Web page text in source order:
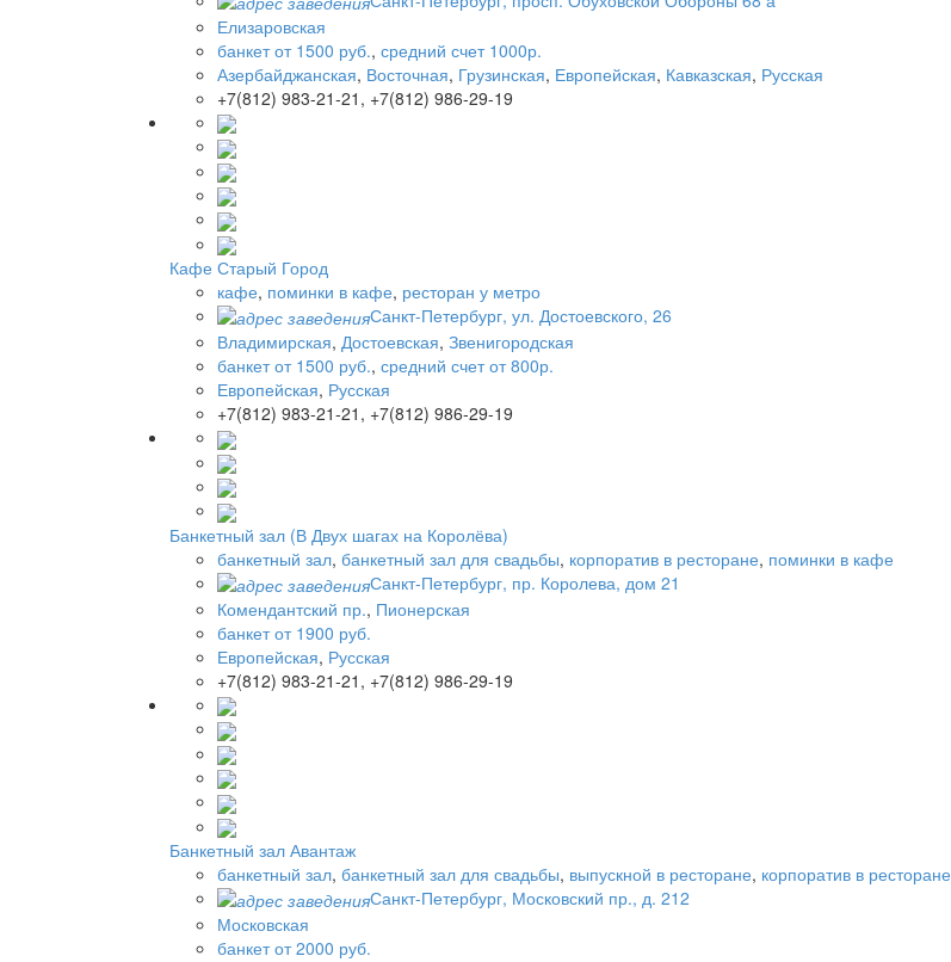
Елизаровская
банкет от 1500 руб., средний счет 1000р.
Азербайджанская, Восточная, Грузинская, Европейская, Кавказская, Русская
+7(812) 983-21-21, +7(812) 986-29-19
Кафе Старый Город
кафе, поминки в кафе, ресторан у метро
Санкт-Петербург, ул. Достоевского, 26
Владимирская, Достоевская, Звенигородская
банкет от 1500 руб., средний счет от 800р.
Европейская, Русская
+7(812) 983-21-21, +7(812) 986-29-19
Банкетный зал (В Двух шагах на Королёва)
банкетный зал, банкетный зал для свадьбы, корпоратив в ресторане, поминки в кафе
Санкт-Петербург, пр. Королева, дом 21
Комендантский пр., Пионерская
банкет от 1900 руб.
Европейская, Русская
+7(812) 983-21-21, +7(812) 986-29-19
Банкетный зал Авантаж
банкетный зал, банкетный зал для свадьбы, выпускной в ресторане, корпоратив в ресторане
Санкт-Петербург, Московский пр., д. 212
Московская
банкет от 2000 руб.